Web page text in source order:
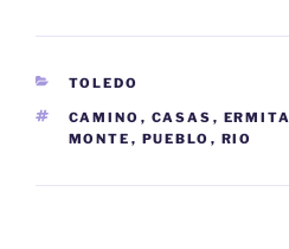
CATEGORÍAS
TOLEDO
ETIQUETAS
CAMINO , CASAS , ERMITA
MONTE , PUEBLO , RIO